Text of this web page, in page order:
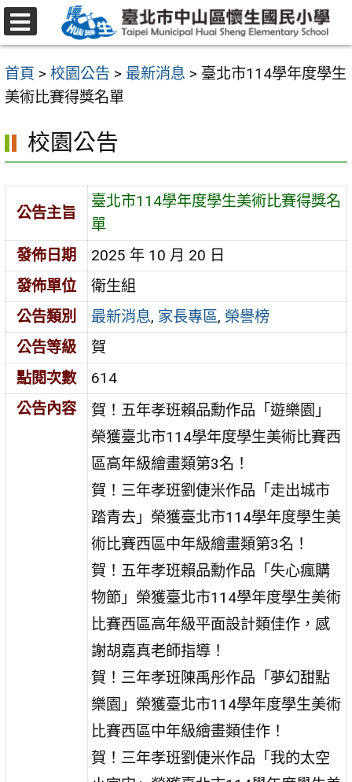
跳
至
要
內
區
首頁 > 校園公告 > 最新消息 > 臺北市114學年度學生
美術比賽得獎名單
校園公告
公告主旨
臺北市114學年度學生美術比賽得獎名
單
發佈日期
2025 年 10 月 20 日
發佈單位
衛生組
公告類別
最新消息, 家長專區, 榮譽榜
公告等級
賀
點閱次數
614
公告內容
賀！五年孝班賴品勳作品「遊樂園」
榮獲臺北市114學年度學生美術比賽西
區高年級繪畫類第3名！
賀！三年孝班劉倢米作品「走出城市
踏青去」榮獲臺北市114學年度學生美
術比賽西區中年級繪畫類第3名！
賀！五年孝班賴品勳作品「失心瘋購
物節」榮獲臺北市114學年度學生美術
比賽西區高年級平面設計類佳作，感
謝胡嘉真老師指導！
賀！三年孝班陳禹彤作品「夢幻甜點
樂園」榮獲臺北市114學年度學生美術
比賽西區中年級繪畫類佳作！
賀！三年孝班劉倢米作品「我的太空
選
單